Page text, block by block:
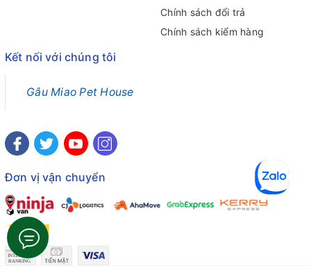
Chính sách đổi trả
Chính sách kiểm hàng
Kết nối với chúng tôi
Gâu Miao Pet House
Đơn vị vận chuyển